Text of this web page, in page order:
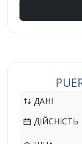
ДАНІ
ДІЙСНІСТЬ